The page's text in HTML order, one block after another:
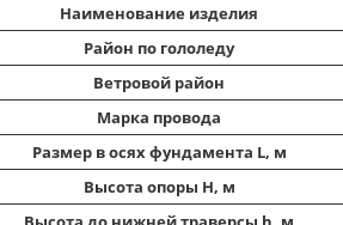
Наименование изделия
Район по гололеду
Ветровой район
Марка провода
Размер в осях фундамента L, м
Высота опоры Н, м